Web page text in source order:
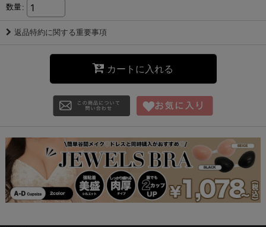
数量:
返品特約に関する重要事項
カートに入れる